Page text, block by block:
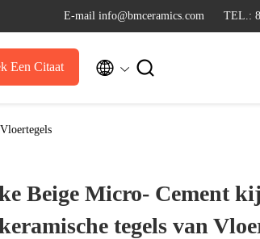
E-mail info@bmceramics.com TEL.:
Een Citaat  
Beige Micro- Cement
tegels van